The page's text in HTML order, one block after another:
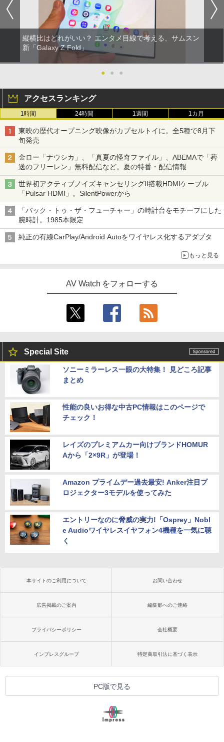
縦横比はどれがいい？ エンタメ目線で考える、サムスン
新「Galaxy Z Fold」
● ● ●
アクセスランキング
1時間 24時間 1週間 1カ月
東映の歴代オープニング映像がカプセルトイに。全5種で8月下
旬発売
金ロー「ナウシカ」、「真夏の怪奇ファイル」、ABEMAで「葬
送のフリーレン」無料配信など。夏の特番・配信情報
世界初アクティブノイズキャンセリングII搭載HDMIケーブル
「Pulsar HDMI」。SilentPowerから
「バック・トゥ・ザ・フューチャー」の時計台をモチーフにした
腕時計。1985本限定
純正の有線CarPlay/Android Autoをワイヤレス化するアダプタ
もっと見る
AV Watch をフォローする
Special Site
ソニーミラーレス一眼の大特集！ 見どころ記事
まとめ
性能の良いお得な中古PC情報はこのページで
チェック！
レイズのプレミアムカー向けブランドHOMUR
Aから「2×9R」が登場！
Amazon プライムデー過去最安! Anker注目プ
ロジェクター3モデルを使ってみた
エントリーなのに脅威の実力!「Osprey」Nobl
e Audioワイヤレスイヤフォン4機種を一気に聴
く
本サイトのご利用について お問い合わせ
広告掲載のご案内 編集部へのご連絡
プライバシーポリシー 会社概要
インプレスグループ 特定商取引法に基づく表示
PC版で見る